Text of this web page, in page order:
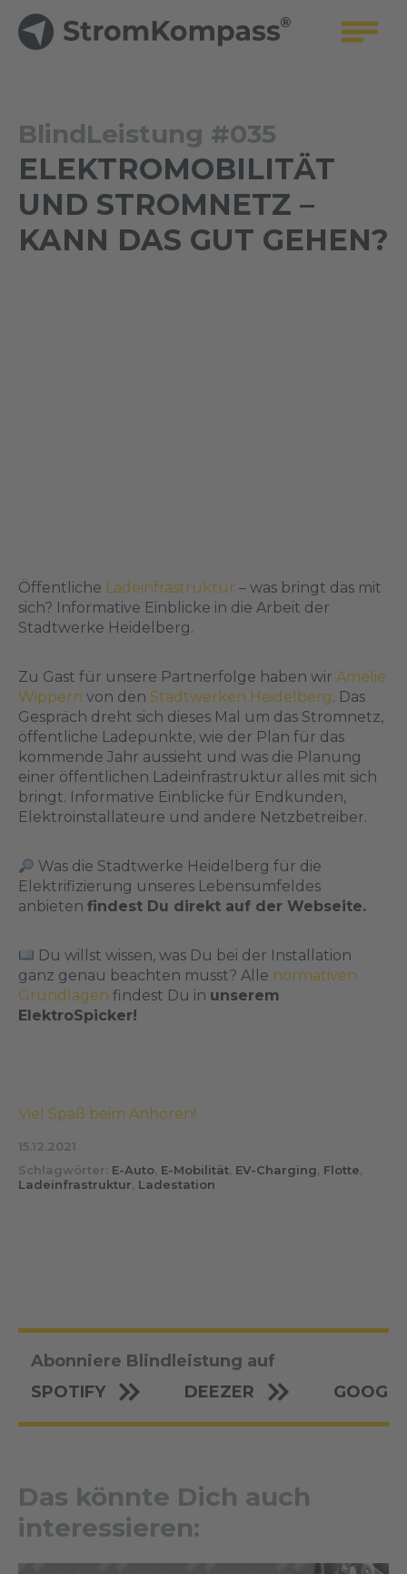
BlindLeistung #035
ELEKTROMOBILITÄT
UND STROMNETZ –
KANN DAS GUT GEHEN?
Öffentliche Ladeinfrastruktur – was bringt das mit
sich? Informative Einblicke in die Arbeit der
Stadtwerke Heidelberg.
Zu Gast für unsere Partnerfolge haben wir Amelie
Wippern von den Stadtwerken Heidelberg. Das
Gespräch dreht sich dieses Mal um das Stromnetz,
öffentliche Ladepunkte, wie der Plan für das
kommende Jahr aussieht und was die Planung
einer öffentlichen Ladeinfrastruktur alles mit sich
bringt. Informative Einblicke für Endkunden,
Elektroinstallateure und andere Netzbetreiber.
Was die Stadtwerke Heidelberg für die
Elektrifizierung unseres Lebensumfeldes
anbieten findest Du direkt auf der Webseite.
Du willst wissen, was Du bei der Installation
ganz genau beachten musst? Alle normativen
Grundlagen findest Du in unserem
ElektroSpicker!
Viel Spaß beim Anhören!
15.12.2021
Schlagwörter: E-Auto, E-Mobilität, EV-Charging, Flotte,
Ladeinfrastruktur, Ladestation
Abonniere Blindleistung auf
SPOTIFY
DEEZER
Das könnte Dich auch
interessieren: